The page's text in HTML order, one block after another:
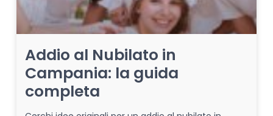
Addio al Nubilato in
Campania: la guida
completa